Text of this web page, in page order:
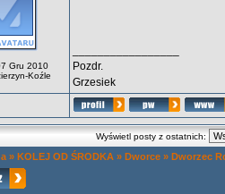
Gru 2010
Koźle
Pozdr.
Grzesiek
Wyświetl posty z ostatnich:
» KOLEJ OD ŚRODKA » Dworce » Dworzec